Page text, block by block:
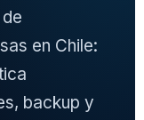
en Chile:
backup y